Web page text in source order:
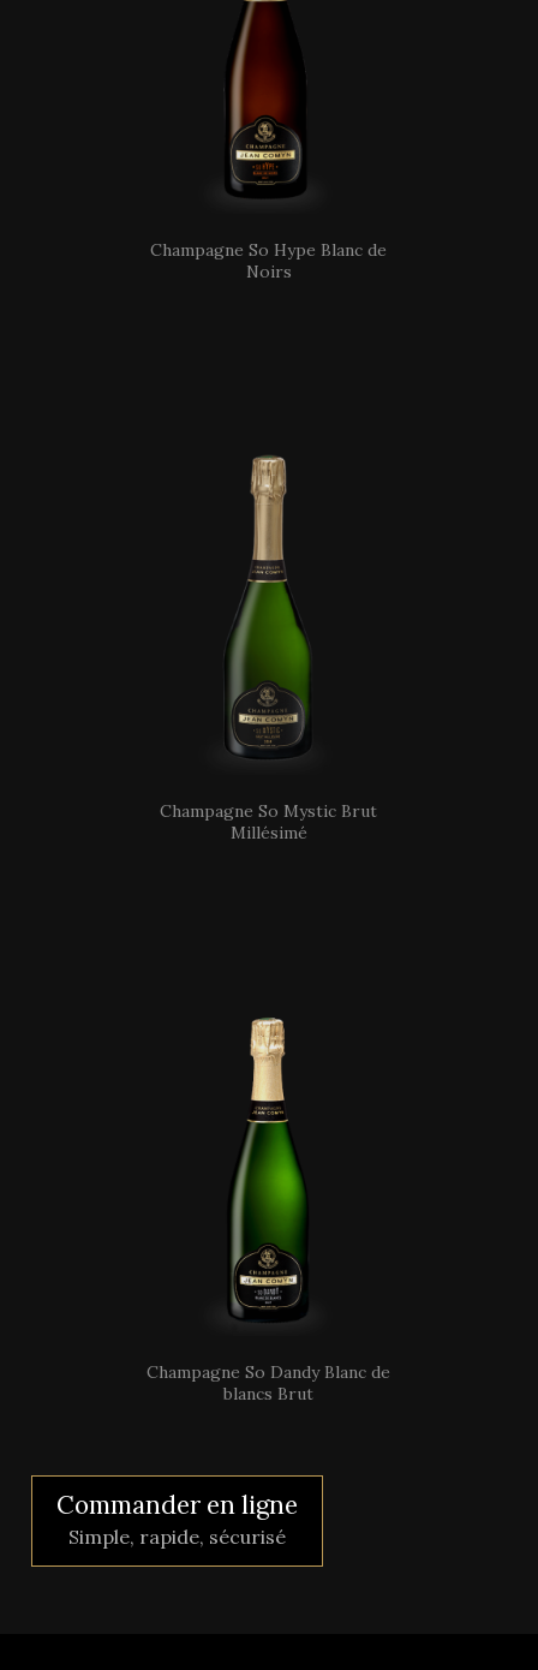
Champagne So Hype Blanc de
Noirs
Champagne So Mystic Brut
Millésimé
Champagne So Dandy Blanc de
blancs Brut
Commander en ligne
Simple, rapide, sécurisé